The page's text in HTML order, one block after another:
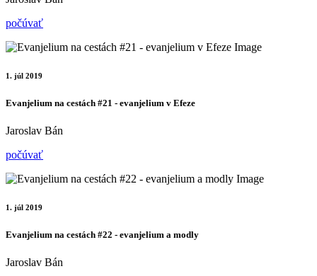
počúvať
1. júl 2019
Evanjelium na cestách #21 - evanjelium v Efeze
Jaroslav Bán
počúvať
1. júl 2019
Evanjelium na cestách #22 - evanjelium a modly
Jaroslav Bán